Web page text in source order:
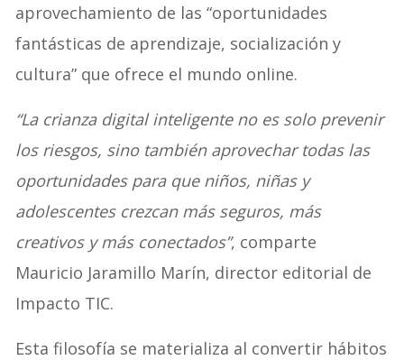
aprovechamiento de las “oportunidades
fantásticas de aprendizaje, socialización y
cultura” que ofrece el mundo online.
“La crianza digital inteligente no es solo prevenir
los riesgos, sino también aprovechar todas las
oportunidades para que niños, niñas y
adolescentes crezcan más seguros, más
creativos y más conectados”, comparte
Mauricio Jaramillo Marín, director editorial de
Impacto TIC.
Esta filosofía se materializa al convertir hábitos